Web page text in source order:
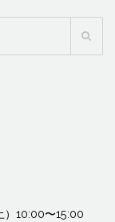
）10:00〜15:00